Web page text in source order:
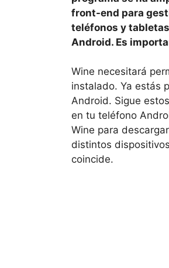
front-end para
teléfonos y
Android. Es
Wine necesitará
instalado. Ya estás
Android. Sigue
en tu teléfono
Wine para
distintos
coincide.